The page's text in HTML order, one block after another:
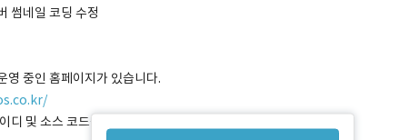
썸네일 코딩 수정
영 중인 홈페이지가 있습니다.
디 및 소스 코드를 공유드릴 예정입니다.